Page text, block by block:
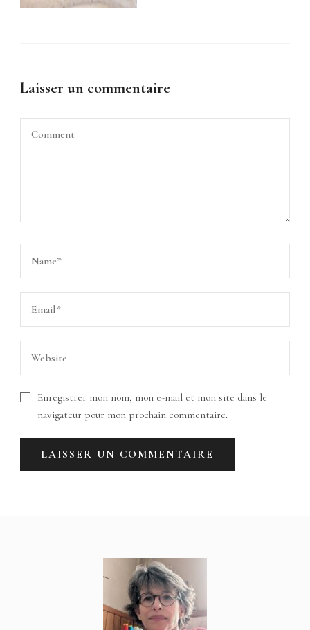
Laisser un commentaire
Enregistrer mon nom, mon e-mail et mon site dans le
navigateur pour mon prochain commentaire.